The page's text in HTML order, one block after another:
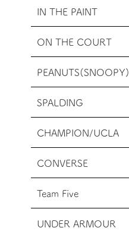
IN THE PAINT
ON THE COURT
PEANUTS(SNOOPY)
SPALDING
CHAMPION/UCLA
CONVERSE
Team Five
UNDER ARMOUR